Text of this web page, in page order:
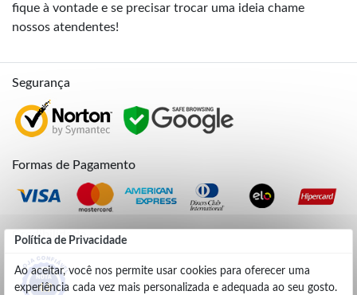
Política de Privacidade
Ao aceitar, você nos permite usar cookies para oferecer uma
experiência cada vez mais personalizada e adequada ao seu gosto.
fique à vontade e se precisar trocar uma ideia chame
nossos atendentes!
Segurança
Formas de Pagamento
Credibilidade
4.9